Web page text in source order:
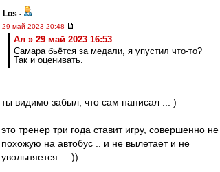
Los -
29 май 2023 20:48
Ал » 29 май 2023 16:53
Самара бьётся за медали, я упустил что-то?
Так и оценивать.
ты видимо забыл, что сам написал ... )
это тренер три года ставит игру, совершенно не
похожую на автобус .. и не вылетает и не
увольняется ... ))